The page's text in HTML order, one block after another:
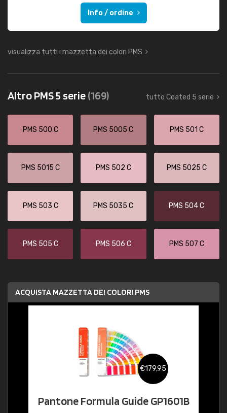
Info / ordine
visualizza tutti i mazzetta dei colori PMS
Altro PMS 5 serie(169) tutto Coated 5 serie
PMS 500 C PMS 5005 C PMS 501 C
PMS 5015 C PMS 502 C PMS 5025 C
PMS 503 C PMS 5035 C PMS 504 C
PMS 505 C PMS 506 C PMS 507 C
ACQUISTA MAZZETTA DEI COLORI PMS
€179,95
Pantone Formula Guide GP1601B